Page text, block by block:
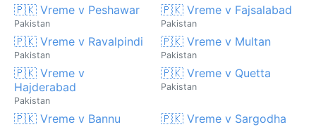
🇵🇰 Vreme v Peshawar
Pakistan
🇵🇰 Vreme v Fajsalabad
Pakistan
🇵🇰 Vreme v Ravalpindi
Pakistan
🇵🇰 Vreme v Multan
Pakistan
🇵🇰 Vreme v
Hajderabad
Pakistan
🇵🇰 Vreme v Quetta
Pakistan
🇵🇰 Vreme v Bannu 🇵🇰 Vreme v Sargodha